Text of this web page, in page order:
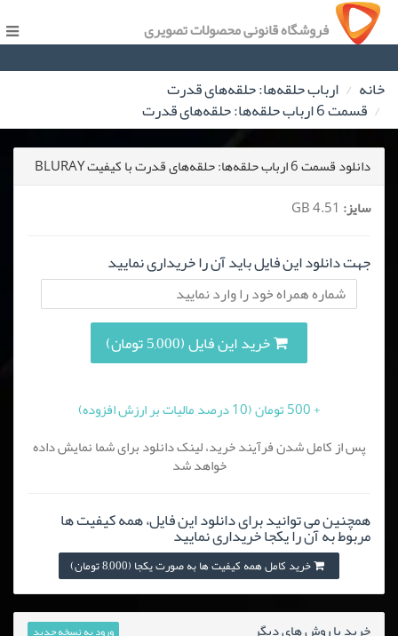
فروشگاه قانونی محصولات تصویری
خانه ارباب حلقه‌ها: حلقه‌های قدرت
قسمت 6 ارباب حلقه‌ها: حلقه‌های قدرت
دانلود قسمت 6 ارباب حلقه‌ها: حلقه‌های قدرت با کیفیت BLURAY
سایز:
جهت دانلود این فایل باید آن را خریداری نمایید
خرید این فایل (5,000 تومان)
+ 500 تومان (10 درصد مالیات بر ارزش افزوده)
پس از کامل شدن فرآیند خرید، لینک دانلود برای شما نمایش داده
خواهد شد
همچنین می توانید برای دانلود این فایل، همه کیفیت ها
مربوط به آن را یکجا خریداری نمایید
خرید کامل همه کیفیت ها به صورت یکجا (8,000 تومان)
خرید با روش های دیگر ورود به نسخه جدید